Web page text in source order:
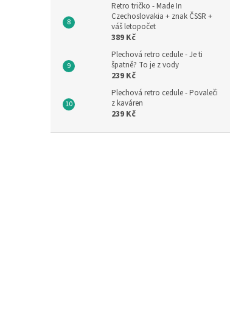
Retro tričko - Made In
Czechoslovakia + znak ČSSR +
váš letopočet
389 Kč
Plechová retro cedule - Je ti
špatně? To je z vody
239 Kč
Plechová retro cedule - Povaleči
z kaváren
239 Kč